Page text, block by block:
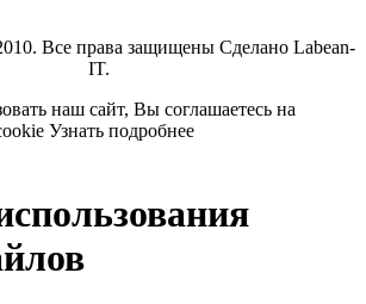
Все права защищены Сделано Labean-
IT.
наш сайт, Вы соглашаетесь на
Узнать подробнее